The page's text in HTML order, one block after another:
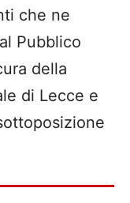
che ne
Pubblico
della
di Lecce e